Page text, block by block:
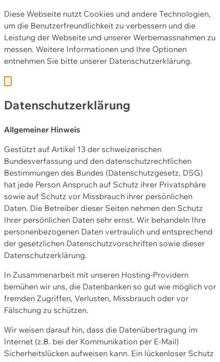
Diese Webseite nutzt Cookies und andere Technologien,
um die Benutzerfreundlichkeit zu verbessern und die
Leistung der Webseite und unserer Werbemassnahmen zu
messen. Weitere Informationen und Ihre Optionen
entnehmen Sie bitte unserer Datenschutzerklärung.
Datenschutzerklärung
Allgemeiner Hinweis
Gestützt auf Artikel 13 der schweizerischen
Bundesverfassung und den datenschutzrechtlichen
Bestimmungen des Bundes (Datenschutzgesetz, DSG)
hat jede Person Anspruch auf Schutz ihrer Privatsphäre
sowie auf Schutz vor Missbrauch ihrer persönlichen
Daten. Die Betreiber dieser Seiten nehmen den Schutz
Ihrer persönlichen Daten sehr ernst. Wir behandeln Ihre
personenbezogenen Daten vertraulich und entsprechend
der gesetzlichen Datenschutzvorschriften sowie dieser
Datenschutzerklärung.
In Zusammenarbeit mit unseren Hosting-Providern
bemühen wir uns, die Datenbanken so gut wie möglich vor
fremden Zugriffen, Verlusten, Missbrauch oder vor
Fälschung zu schützen.
Wir weisen darauf hin, dass die Datenübertragung im
Internet (z.B. bei der Kommunikation per E-Mail)
Sicherheitslücken aufweisen kann. Ein lückenloser Schutz